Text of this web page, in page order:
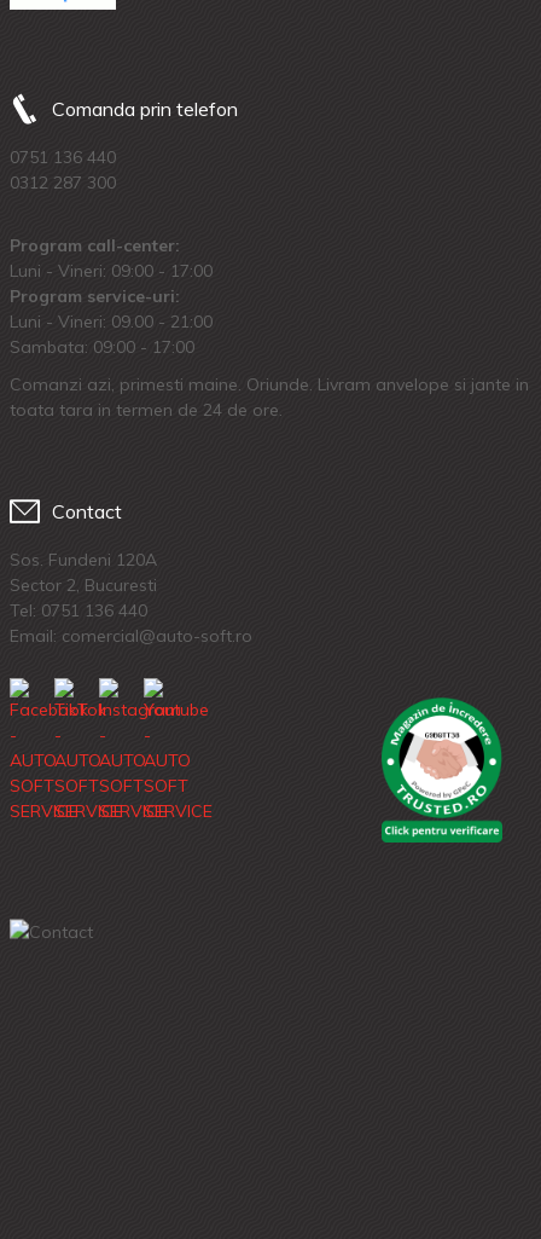
Comanda prin telefon
0751 136 440
0312 287 300
Program call-center:
Luni - Vineri: 09:00 - 17:00
Program service-uri:
Luni - Vineri: 09.00 - 21:00
Sambata: 09:00 - 17:00
Comanzi azi, primesti maine. Oriunde. Livram anvelope si jante in
toata tara in termen de 24 de ore.
Contact
Sos. Fundeni 120A
Sector 2, Bucuresti
Tel: 0751 136 440
Email: comercial@auto-soft.ro